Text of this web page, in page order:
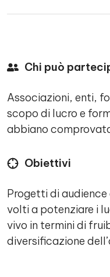
Chi può
Associazioni, enti,
scopo di lucro e
abbiano
Obiettivi
Progetti di
volti a potenziare i
vivo in termini di
diversificazione